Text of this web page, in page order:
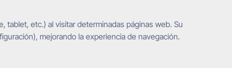
etc.) al visitar determinadas páginas web. Su
mejorando la experiencia de navegación.